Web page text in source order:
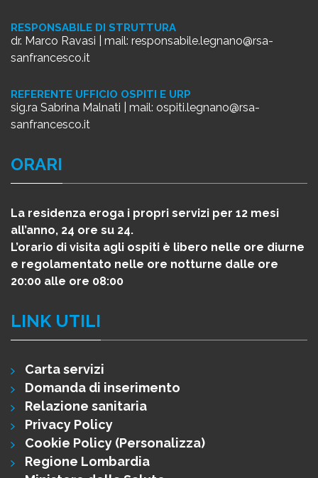
RESPONSABILE DI STRUTTURA
dr. Marco Ravasi | mail: responsabile.legnano@rsa-
sanfrancesco.it
REFERENTE UFFICIO OSPITI E URP
sig.ra Sabrina Malnati | mail: ospiti.legnano@rsa-
sanfrancesco.it
ORARI
La residenza eroga i propri servizi per 12 mesi
all’anno, 24 ore su 24.
L’orario di visita agli ospiti è libero nelle ore diurne
e regolamentato nelle ore notturne dalle ore
20:00 alle ore 08:00
LINK UTILI
Carta servizi
Domanda di inserimento
Relazione sanitaria
Privacy Policy
Cookie Policy (Personalizza)
Regione Lombardia